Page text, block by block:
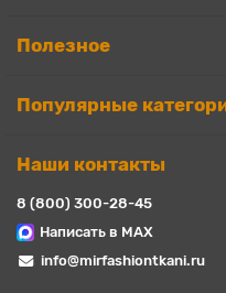
Полезное
Популярные
Наши контакты
8 (800) 300-28-45
Написать в MAX
info@mirfashiontkani.ru